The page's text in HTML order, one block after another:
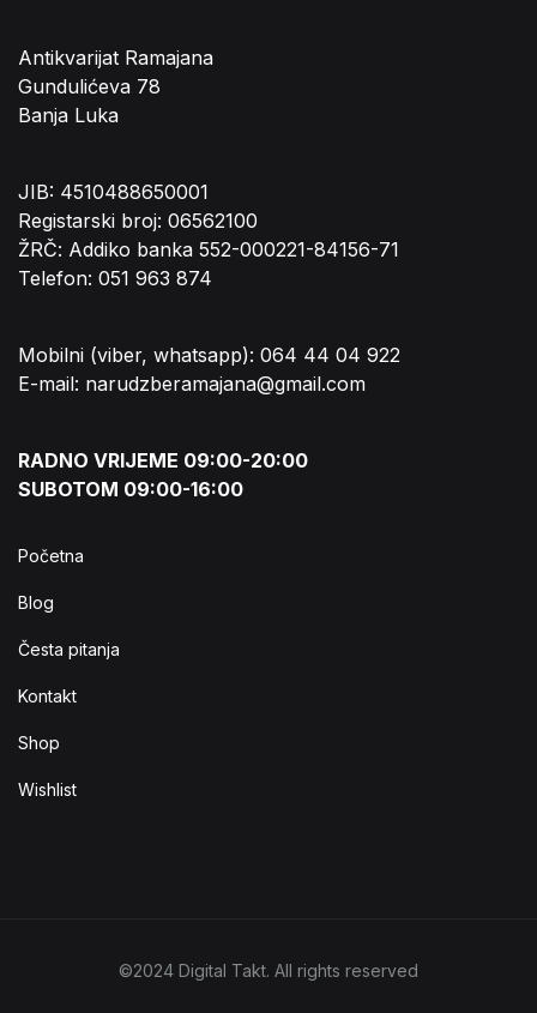
Antikvarijat Ramajana
Gundulićeva 78
Banja Luka
JIB: 4510488650001
Registarski broj: 06562100
ŽRČ: Addiko banka 552-000221-84156-71
Telefon: 051 963 874
Mobilni (viber, whatsapp): 064 44 04 922
E-mail: narudzberamajana@gmail.com
RADNO VRIJEME 09:00-20:00
SUBOTOM 09:00-16:00
Početna
Blog
Česta pitanja
Kontakt
Shop
Wishlist
©2024 Digital Takt. All rights reserved